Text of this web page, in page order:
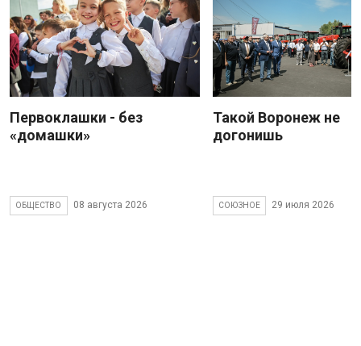
Первоклашки - без
«домашки»
ОБЩЕСТВО 08 августа 2026
Такой Воронеж не
догонишь
СОЮЗНОЕ 29 июля 2026